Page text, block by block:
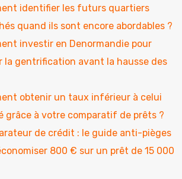
identifier les futurs quartiers
quand ils sont encore abordables ?
investir en Denormandie pour
la gentrification avant la hausse des
obtenir un taux inférieur à celui
grâce à votre comparatif de prêts ?
de crédit : le guide anti-pièges
800 € sur un prêt de 15 000